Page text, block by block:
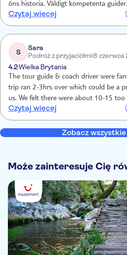
öns historia. Väldigt kompetenta guider.
Czytaj więcej
S
Sara
Podróż z przyjaciółmi8 czerwca
4.2Wielka Brytania
The tour guide & coach driver were fantastic. We saw a
trip ran 2-3hrs over which could be a
us. We felt there were about 10-15 too many people, for example
going to the monastery was hard to fit
building & the wine tasting was a bit of a joke. No
vineyard staff just too many of us so
Czytaj więcej
Zobacz
Może zainteresuje Cię